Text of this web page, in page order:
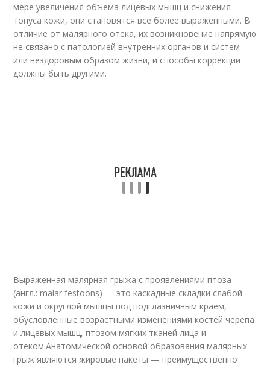
мере увеличения объема лицевых мышц и снижения
тонуса кожи, они становятся все более выраженными. В
отличие от малярного отека, их возникновение напрямую
не связано с патологией внутренних органов и систем
или нездоровым образом жизни, и способы коррекции
должны быть другими.
Выраженная малярная грыжа с проявлениями птоза
(англ.: malar festoons) — это каскадные складки слабой
кожи и округлой мышцы под подглазничным краем,
обусловленные возрастными изменениями костей черепа
и лицевых мышц, птозом мягких тканей лица и
отеком.Анатомической основой образования малярных
грыж являются жировые пакеты — преимущественно